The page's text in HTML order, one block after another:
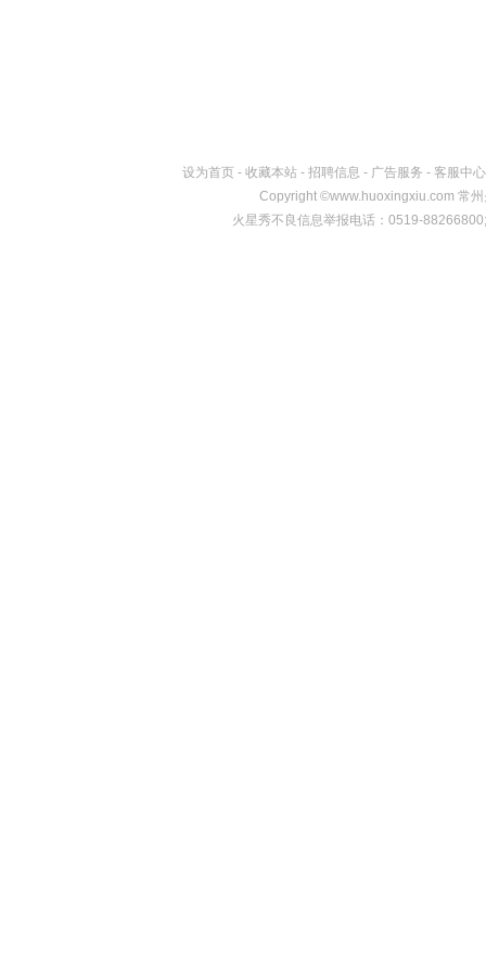
设为首页 - 收藏本站 - 招聘信息 - 广告服务 - 客服中心
Copyright ©www.huoxingxiu.com 常
火星秀不良信息举报电话：0519-